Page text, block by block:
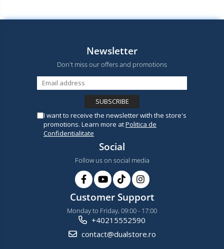
Newsletter
Don't miss our offers and promotions
I want to receive the newsletter with the store's
promotions. Learn more atPolitica de
Confidentialitate
Social
Follow us on social media
Customer Support
Monday to Friday, 09:00 - 17:00
+40215552590
contact@dualstore.ro